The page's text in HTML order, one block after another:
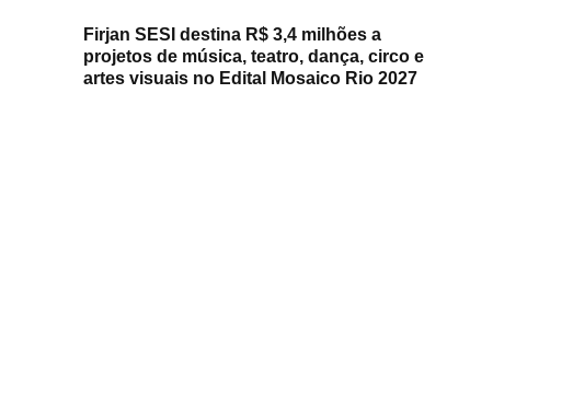
Firjan SESI destina R$ 3,4 milhões a
projetos de música, teatro, dança, circo e
artes visuais no Edital Mosaico Rio 2027